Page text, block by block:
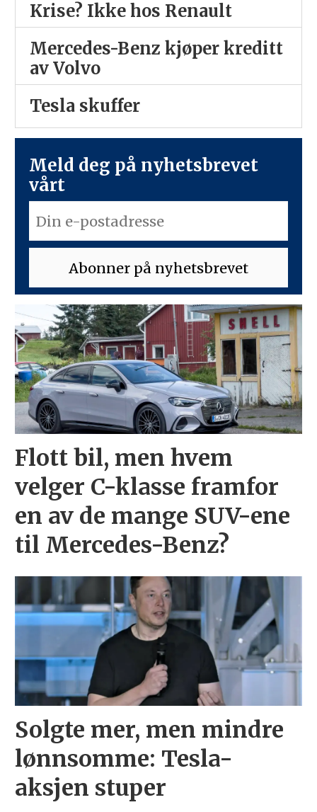
Krise? Ikke hos Renault
Mercedes-Benz kjøper kreditt
av Volvo
Tesla skuffer
Meld deg på nyhetsbrevet
vårt
Flott bil, men hvem
velger C-klasse framfor
en av de mange SUV-ene
til Mercedes-Benz?
Solgte mer, men mindre
lønnsomme: Tesla-
aksjen stuper